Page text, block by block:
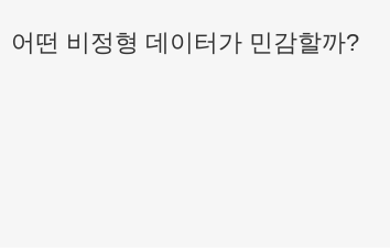
어떤 비정형 데이터가 민감할까?